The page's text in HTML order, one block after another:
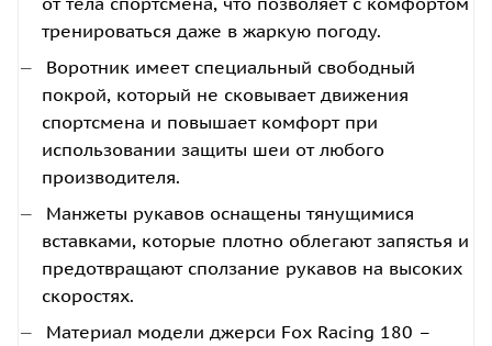
тренироваться даже в жаркую погоду.
Воротник имеет специальный свободный
покрой, который не сковывает движения
спортсмена и повышает комфорт при
использовании защиты шеи от любого
производителя.
Манжеты рукавов оснащены тянущимися
вставками, которые плотно облегают запястья и
предотвращают сползание рукавов на высоких
скоростях.
Материал модели джерси Fox Racing 180 –